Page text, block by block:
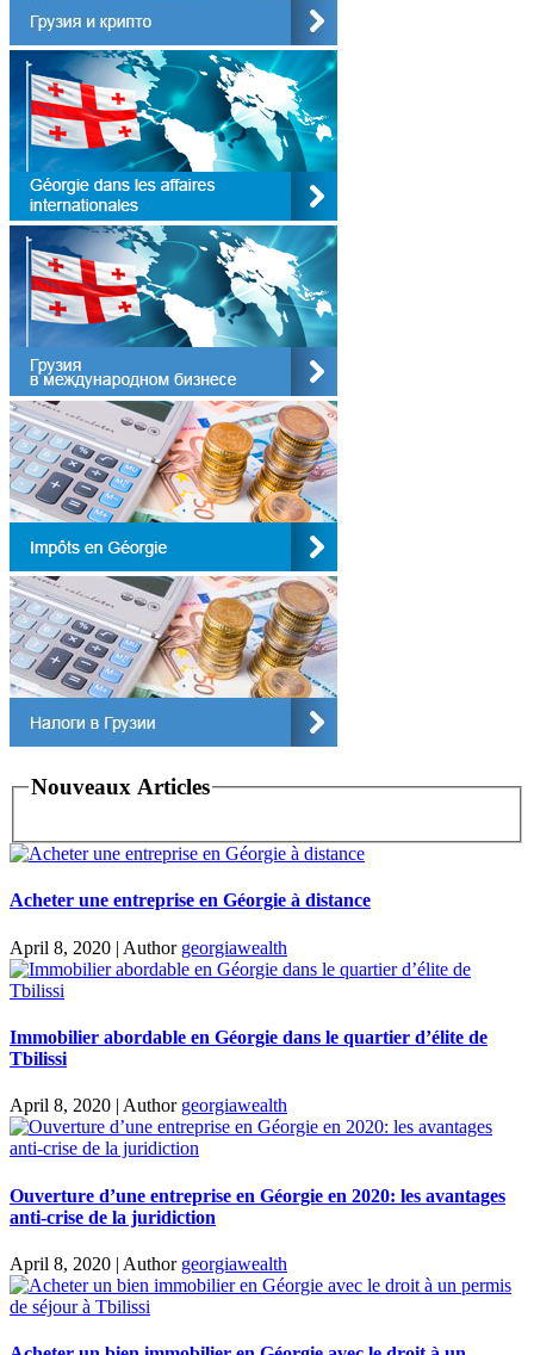
Nouveaux Articles
Acheter une entreprise en Géorgie à distance
April 8, 2020 | Author georgiawealth
Immobilier abordable en Géorgie dans le quartier d’élite de
Tbilissi
April 8, 2020 | Author georgiawealth
Ouverture d’une entreprise en Géorgie en 2020: les avantages
anti-crise de la juridiction
April 8, 2020 | Author georgiawealth